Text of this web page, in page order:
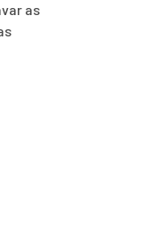
as